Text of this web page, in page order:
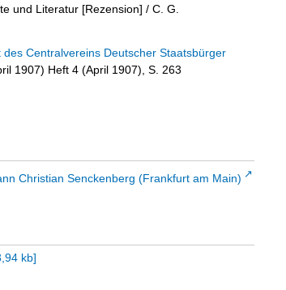
und Literatur [Rezension] / C. G.
Centralvereins Deutscher Staatsbürger
1907) Heft 4 (April 1907), S. 263
Christian Senckenberg (Frankfurt am Main)
kb]